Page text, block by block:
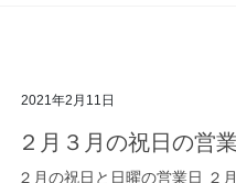
2021年2月11日
２月３月の祝日の営
２月の祝日と日曜の営業日 ２